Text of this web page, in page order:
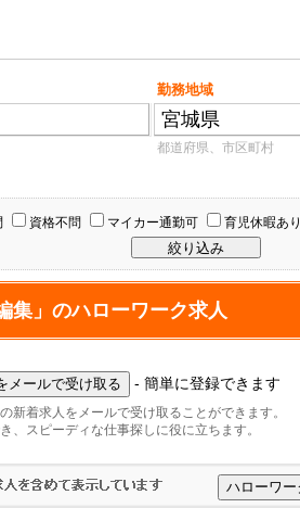
勤務地域
都道府県、市区町村
資格不問 マイカー通勤可 育児休暇あり
集」のハローワーク求人
- 簡単に登録できます
新着求人をメールで受け取ることができます。
、スピーディな仕事探しに役に立ちます。